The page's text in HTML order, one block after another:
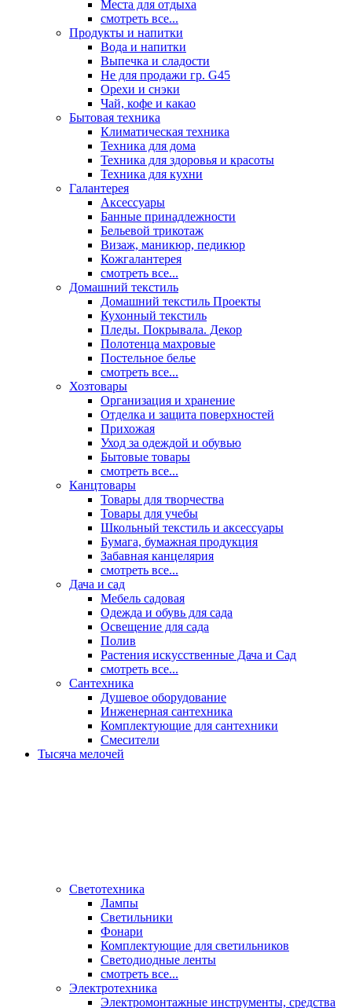
Места для отдыха
смотреть все...
Продукты и напитки
Вода и напитки
Выпечка и сладости
Не для продажи гр. G45
Орехи и снэки
Чай, кофе и какао
Бытовая техника
Климатическая техника
Техника для дома
Техника для здоровья и красоты
Техника для кухни
Галантерея
Аксессуары
Банные принадлежности
Бельевой трикотаж
Визаж, маникюр, педикюр
Кожгалантерея
смотреть все...
Домашний текстиль
Домашний текстиль Проекты
Кухонный текстиль
Пледы. Покрывала. Декор
Полотенца махровые
Постельное белье
смотреть все...
Хозтовары
Организация и хранение
Отделка и защита поверхностей
Прихожая
Уход за одеждой и обувью
Бытовые товары
смотреть все...
Канцтовары
Товары для творчества
Товары для учебы
Школьный текстиль и аксессуары
Бумага, бумажная продукция
Забавная канцелярия
смотреть все...
Дача и сад
Мебель садовая
Одежда и обувь для сада
Освещение для сада
Полив
Растения искусственные Дача и Сад
смотреть все...
Сантехника
Душевое оборудование
Инженерная сантехника
Комплектующие для сантехники
Смесители
Тысяча мелочей
Светотехника
Лампы
Светильники
Фонари
Комплектующие для светильников
Светодиодные ленты
смотреть все...
Электротехника
Электромонтажные инструменты, средства